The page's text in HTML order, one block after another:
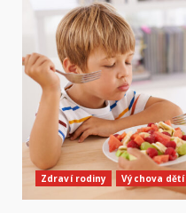
Zdraví rodiny Výchova dětí